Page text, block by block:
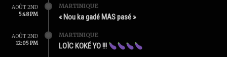
AOÛT 2ND
5:48 PM
MARTINIQUE
« Nou ka gadé MAS pasé »
AOÛT 2ND
12:05 PM
MARTINIQUE
LOÏC KOKÉ YO !!!